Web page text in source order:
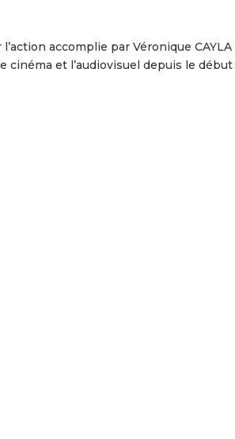
accomplie par Véronique
cinéma et l’audiovisuel depuis le début